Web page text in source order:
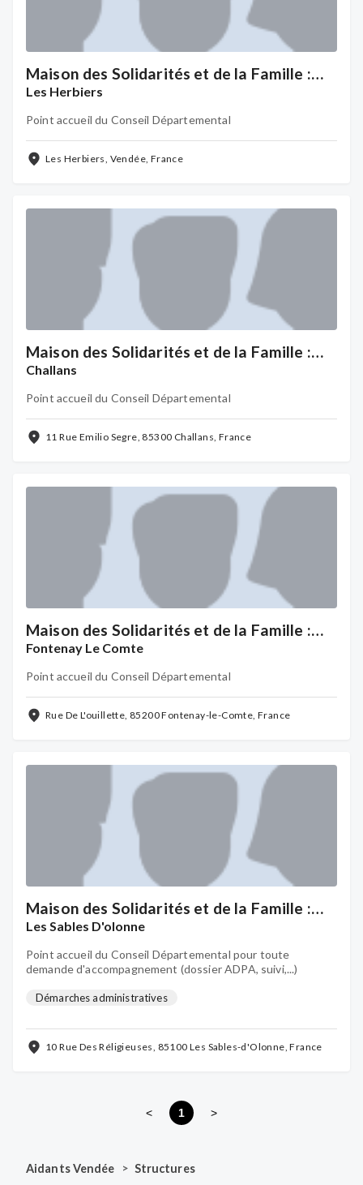
Maison des Solidarités et de la Famille :
Territoire Nord Est Vendée
Les Herbiers
Point accueil du Conseil Départemental
Les Herbiers, Vendée, France
Maison des Solidarités et de la Famille :
Territoire Nord Ouest Vendée
Challans
Point accueil du Conseil Départemental
11 Rue Emilio Segre, 85300 Challans, France
Maison des Solidarités et de la Famille :
Territoire Sud Vendée
Fontenay Le Comte
Point accueil du Conseil Départemental
Rue De L'ouillette, 85200 Fontenay-le-Comte, France
Maison des Solidarités et de la Famille :
Territoire Littoral
Les Sables D'olonne
Point accueil du Conseil Départemental pour toute
demande d'accompagnement (dossier ADPA, suivi,...)
Démarches administratives
10 Rue Des Réligieuses, 85100 Les Sables-d'Olonne, France
< 1 >
Aidants Vendée > Structures